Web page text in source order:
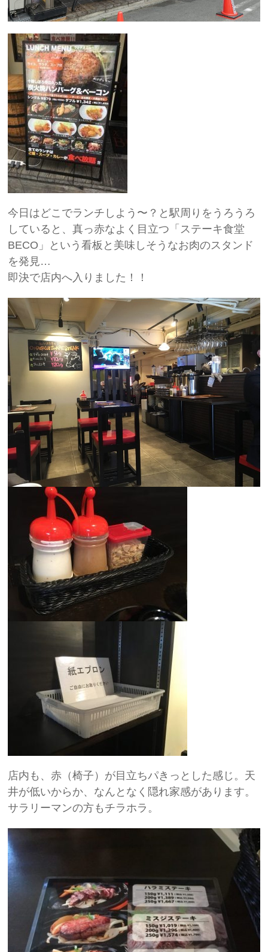
今日はどこでランチしよう〜？と駅周りをうろうろ
していると、真っ赤なよく目立つ「ステーキ食堂
BECO」という看板と美味しそうなお肉のスタンド
を発見…
即決で店内へ入りました！！
店内も、赤（椅子）が目立ちパきっとした感じ。天
井が低いからか、なんとなく隠れ家感があります。
サラリーマンの方もチラホラ。